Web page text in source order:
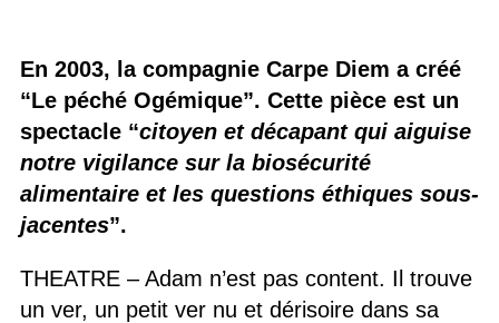
En 2003, la compagnie Carpe Diem a créé
“Le péché Ogémique”. Cette pièce est un
spectacle “citoyen et décapant qui aiguise
notre vigilance sur la biosécurité
alimentaire et les questions éthiques sous-
jacentes”.
THEATRE – Adam n’est pas content. Il trouve
un ver, un petit ver nu et dérisoire dans sa